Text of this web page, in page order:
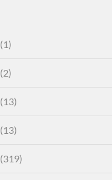
(1)
(2)
(13)
(13)
(319)